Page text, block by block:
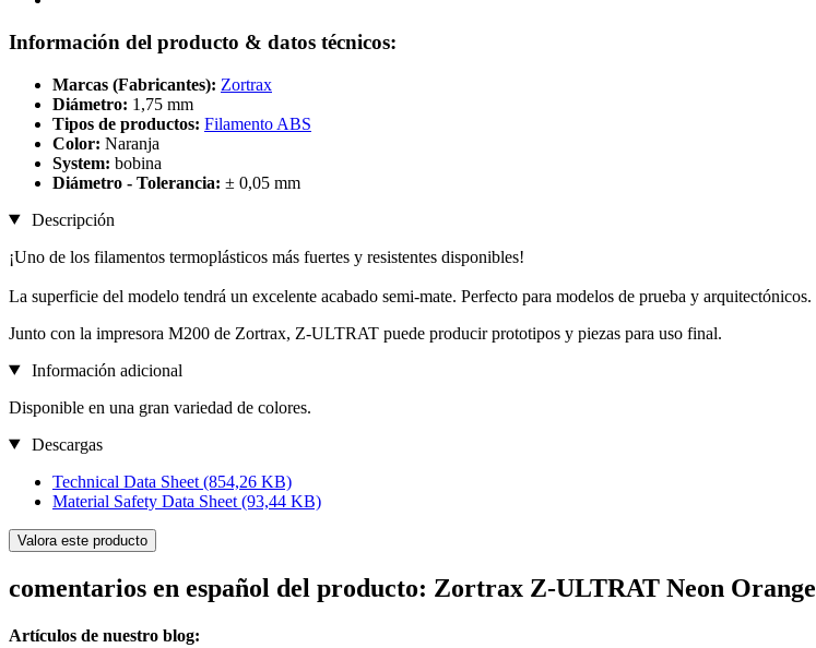
Información del producto & datos técnicos:
Marcas (Fabricantes): Zortrax
Diámetro: 1,75 mm
Tipos de productos: Filamento ABS
Color: Naranja
System: bobina
Diámetro - Tolerancia: ± 0,05 mm
Descripción
¡Uno de los filamentos termoplásticos más fuertes y resistentes disponibles!
La superficie del modelo tendrá un excelente acabado semi-mate. Perfecto para modelos de prueba y arquitectónicos.
Junto con la impresora M200 de Zortrax, Z-ULTRAT puede producir prototipos y piezas para uso final.
Información adicional
Disponible en una gran variedad de colores.
Descargas
Technical Data Sheet (854,26 KB)
Material Safety Data Sheet (93,44 KB)
Valora este producto
comentarios en español del producto: Zortrax Z-ULTRAT Neon Orange
Artículos de nuestro blog: